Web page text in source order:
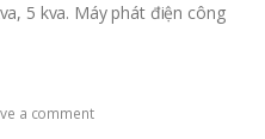
5 kva. Máy phát điện công
a comment